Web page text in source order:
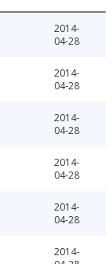
2014-
04-28
2014-
04-28
2014-
04-28
2014-
04-28
2014-
04-28
2014-